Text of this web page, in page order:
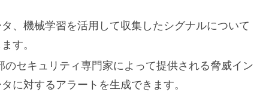
、機械学習を活用して収集したシグナルについて
す。
のセキュリティ専門家によって提供される脅威イン
に対するアラートを生成できます。